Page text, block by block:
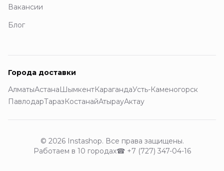
Вакансии
Блог
Города доставки
АлматыАстанаШымкентКарагандаУсть-Каменогорск
ПавлодарТаразКостанайАтырауАктау
© 2026 Instashop. Все права защищены.
Работаем в 10 городах☎ +7 (727) 347-04-16